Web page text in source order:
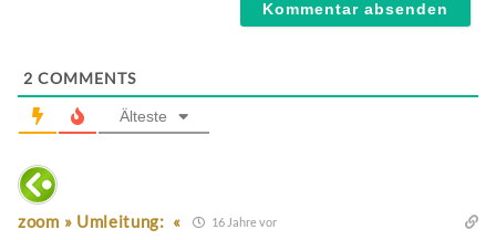
2 COMMENTS
Älteste
zoom » Umleitung: « 16 Jahre vor